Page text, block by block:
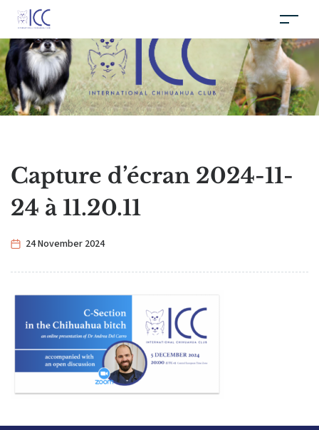
Capture d’écran 2024-11-
24 à 11.20.11
24 November 2024